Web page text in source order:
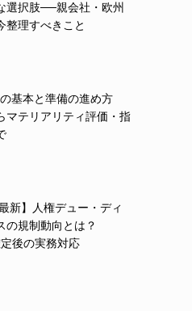
選択肢──親会社・欧州
整理すべきこと
基本と準備の進め方
マテリアリティ評価・指
新】人権デュー・ディ
の規制動向とは？
後の実務対応